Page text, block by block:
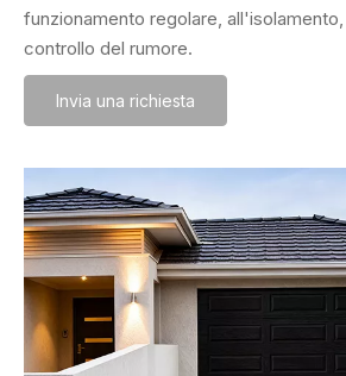
funzionamento regolare,
controllo del rumore.
Invia una richiesta